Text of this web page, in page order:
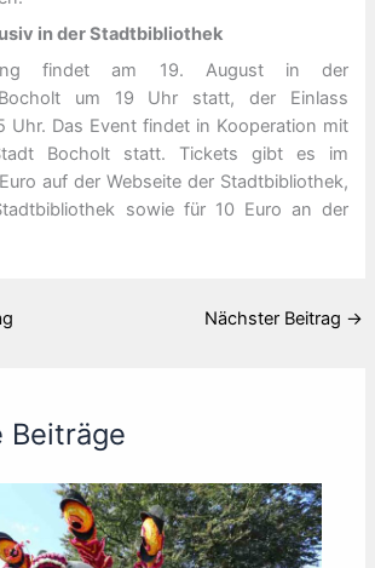
in der Stadtbibliothek
findet am 19. August in der
um 19 Uhr statt, der Einlass
Uhr. Das Event findet in Kooperation mit
Bocholt statt. Tickets gibt es im
auf der Webseite der Stadtbibliothek,
sowie für 10 Euro an der
Nächster Beitrag →
Beiträge